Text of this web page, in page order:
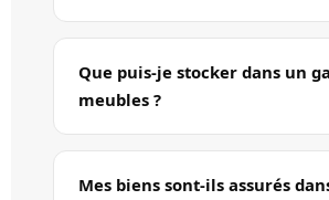
Que puis-je stocker dans un
meubles ?
Mes biens sont-ils assurés